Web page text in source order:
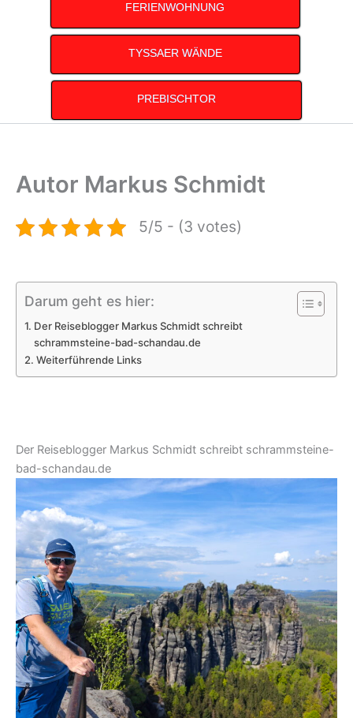
FERIENWOHNUNG
TYSSAER WÄNDE
PREBISCHTOR
Autor Markus Schmidt
5/5 - (3 votes)
Darum geht es hier:
Der Reiseblogger Markus Schmidt schreibt
schrammsteine-bad-schandau.de
Weiterführende Links
Der Reiseblogger Markus Schmidt schreibt schrammsteine-
bad-schandau.de